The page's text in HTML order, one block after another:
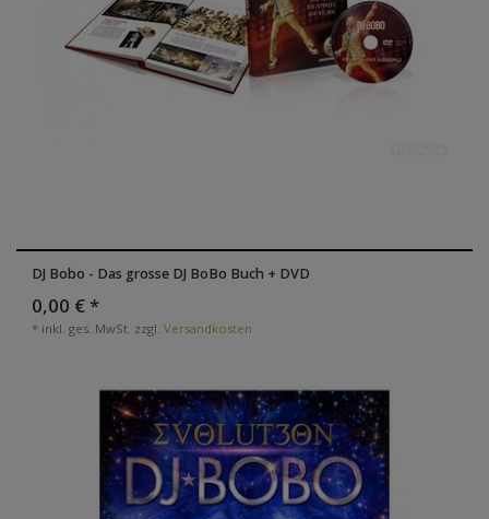
DJ Bobo - Das grosse DJ BoBo Buch + DVD
0,00 € *
* inkl. ges. MwSt. zzgl. Versandkosten